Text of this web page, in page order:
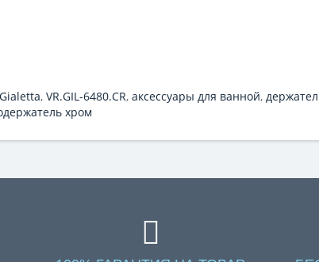
Gialetta, VR.GIL-6480.CR, аксессуары для ванной,
хром